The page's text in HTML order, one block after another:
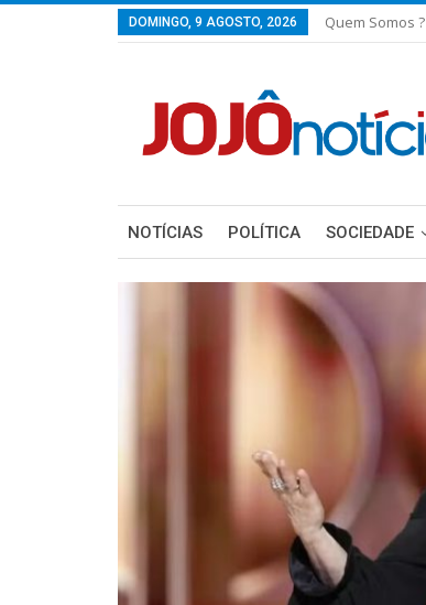
DOMINGO, 9 AGOSTO, 2026 Quem Somos ?
NOTÍCIAS POLÍTICA SOCIEDADE